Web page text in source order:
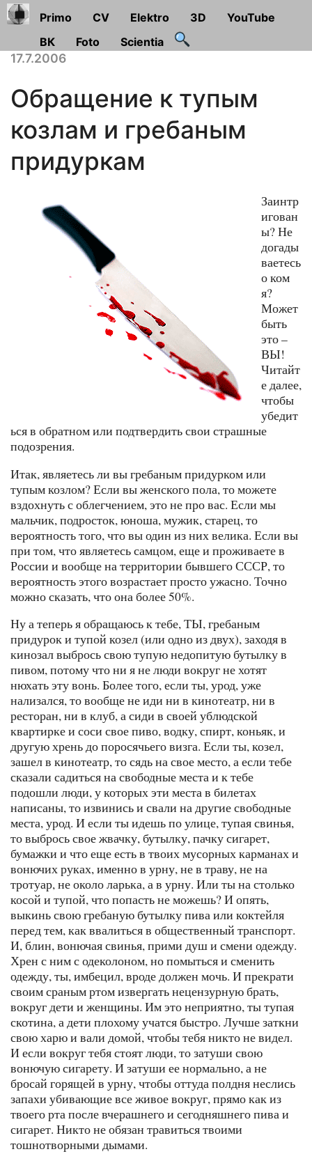
Primo CV Elektro 3D
YouTube
ВК
Foto Scientia
17.7.2006
Обращение к тупым
козлам и гребаным
придуркам
Заинтр
игован
ы? Не
догады
ваетесь
о ком
я?
Может
быть
это –
ВЫ!
Читайт
е далее,
чтобы
убедит
ься в обратном или подтвердить свои страшные
подозрения.
Итак, являетесь ли вы гребаным придурком или
тупым козлом? Если вы женского пола, то можете
вздохнуть с облегчением, это не про вас. Если мы
мальчик, подросток, юноша, мужик, старец, то
вероятность того, что вы один из них велика. Если вы
при том, что являетесь самцом, еще и проживаете в
России и вообще на территории бывшего СССР, то
вероятность этого возрастает просто ужасно. Точно
можно сказать, что она более 50%.
Ну а теперь я обращаюсь к тебе, ТЫ, гребаным
придурок и тупой козел (или одно из двух), заходя в
кинозал выбрось свою тупую недопитую бутылку в
пивом, потому что ни я не люди вокруг не хотят
нюхать эту вонь. Более того, если ты, урод, уже
нализался, то вообще не иди ни в кинотеатр, ни в
ресторан, ни в клуб, а сиди в своей ублюдской
квартирке и соси свое пиво, водку, спирт, коньяк, и
другую хрень до поросячьего визга. Если ты, козел,
зашел в кинотеатр, то сядь на свое место, а если тебе
сказали садиться на свободные места и к тебе
подошли люди, у которых эти места в билетах
написаны, то извинись и свали на другие свободные
места, урод. И если ты идешь по улице, тупая свинья,
то выбрось свое жвачку, бутылку, пачку сигарет,
бумажки и что еще есть в твоих мусорных карманах и
вонючих руках, именно в урну, не в траву, не на
тротуар, не около ларька, а в урну. Или ты на столько
косой и тупой, что попасть не можешь? И опять,
выкинь свою гребаную бутылку пива или коктейля
перед тем, как ввалиться в общественный транспорт.
И, блин, вонючая свинья, прими душ и смени одежду.
Хрен с ним с одеколоном, но помыться и сменить
одежду, ты, имбецил, вроде должен мочь. И прекрати
своим сраным ртом извергать нецензурную брать,
вокруг дети и женщины. Им это неприятно, ты тупая
скотина, а дети плохому учатся быстро. Лучше заткни
свою харю и вали домой, чтобы тебя никто не видел.
И если вокруг тебя стоят люди, то затуши свою
вонючую сигарету. И затуши ее нормально, а не
бросай горящей в урну, чтобы оттуда полдня неслись
запахи убивающие все живое вокруг, прямо как из
твоего рта после вчерашнего и сегодняшнего пива и
сигарет. Никто не обязан травиться твоими
тошнотворными дымами.